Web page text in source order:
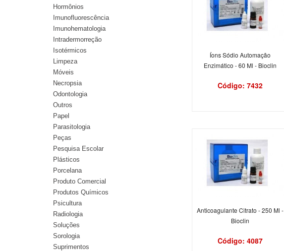
Íons Sódio Automação
Enzimático - 60 Ml - Bioclin
Código: 7432
Anticoagulante Citrato - 250 Ml -
Bioclin
Código: 4087
Hormônios
Imunofluorescência
Imunohematologia
Intradermorreção
Isotérmicos
Limpeza
Móveis
Necropsia
Odontologia
Outros
Papel
Parasitologia
Peças
Pesquisa Escolar
Plásticos
Porcelana
Produto Comercial
Produtos Químicos
Psicultura
Radiologia
Soluções
Sorologia
Suprimentos